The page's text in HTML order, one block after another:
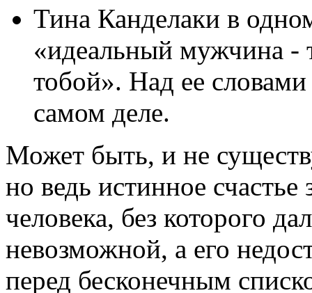
Тина Канделаки в
«идеальный мужчина -
тобой». Над ее словами
самом деле.
Может быть, и не
но ведь истинное
человека, без которого
невозможной, а его
перед бесконечным